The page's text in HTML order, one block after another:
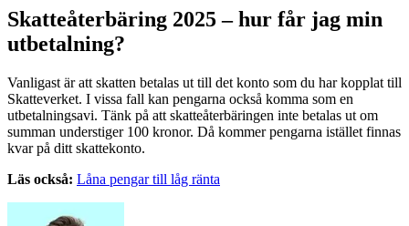
Skatteåterbäring 2025 – hur får jag min
utbetalning?
Vanligast är att skatten betalas ut till det konto som du har kopplat till
Skatteverket. I vissa fall kan pengarna också komma som en
utbetalningsavi. Tänk på att skatteåterbäringen inte betalas ut om
summan understiger 100 kronor. Då kommer pengarna istället finnas
kvar på ditt skattekonto.
Läs också: Låna pengar till låg ränta